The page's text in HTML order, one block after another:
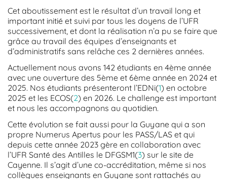
Cet aboutissement est le résultat d’un travail long et
important initié et suivi par tous les doyens de l’UFR
successivement, et dont la réalisation n’a pu se faire que
grâce au travail des équipes d’enseignants et
d’administratifs sans relâche ces 2 dernières années.
Actuellement nous avons 142 étudiants en 4ème année
avec une ouverture des 5ème et 6ème année en 2024 et
2025. Nos étudiants présenteront l’EDNi(1) en octobre
2025 et les ECOS(2) en 2026. Le challenge est important
et nous les accompagnons au quotidien.
Cette évolution se fait aussi pour la Guyane qui a son
propre Numerus Apertus pour les PASS/LAS et qui
depuis cette année 2023 gère en collaboration avec
l’UFR Santé des Antilles le DFGSM1(3) sur le site de
Cayenne. Il s’agit d’une co-accréditation, même si nos
collègues enseignants en Guyane sont rattachés au